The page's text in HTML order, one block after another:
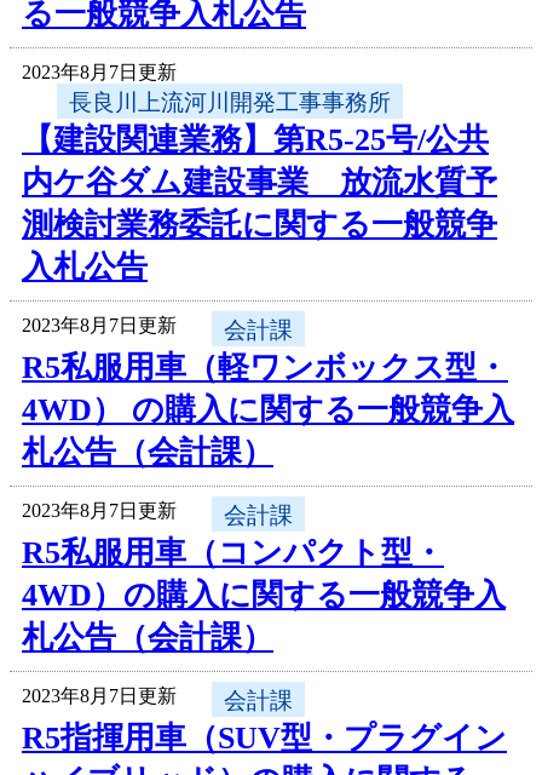
る一般競争入札公告
2023年8月7日更新
長良川上流河川開発工事事務所
【建設関連業務】第R5-25号/公共
内ケ谷ダム建設事業 放流水質予
測検討業務委託に関する一般競争
入札公告
2023年8月7日更新 会計課
R5私服用車（軽ワンボックス型・
4WD） の購入に関する一般競争入
札公告（会計課）
2023年8月7日更新 会計課
R5私服用車（コンパクト型・
4WD）の購入に関する一般競争入
札公告（会計課）
2023年8月7日更新 会計課
R5指揮用車（SUV型・プラグイン